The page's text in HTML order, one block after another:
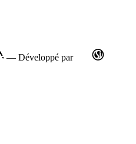
— Développé par